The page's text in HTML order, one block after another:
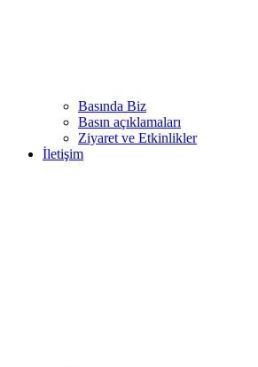
Basında Biz
Basın açıklamaları
Ziyaret ve Etkinlikler
İletişim